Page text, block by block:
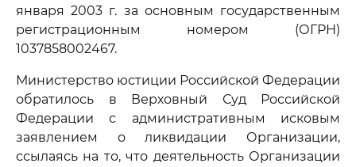
января 2003 г. за основным государственным
регистрационным номером (ОГРН)
1037858002467.
Министерство юстиции Российской Федерации
обратилось в Верховный Суд Российской
Федерации с административным исковым
заявлением о ликвидации Организации,
ссылаясь на то, что деятельность Организации